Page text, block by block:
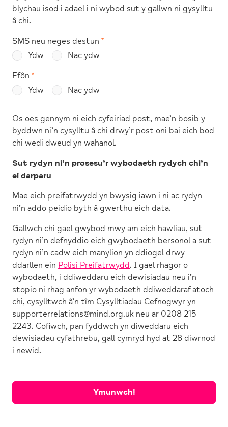
blychau isod i adael i ni wybod sut y gallwn ni gysylltu
â chi.
SMS neu neges destun
Ydw
Nac ydw
Ffôn
Ydw
Nac ydw
Os oes gennym ni eich cyfeiriad post, mae’n bosib y
byddwn ni’n cysylltu â chi drwy’r post oni bai eich bod
chi wedi dweud yn wahanol.
Sut rydyn ni’n prosesu’r wybodaeth rydych chi’n
ei darparu
Mae eich preifatrwydd yn bwysig iawn i ni ac rydyn
ni’n addo peidio byth â gwerthu eich data.
Gallwch chi gael gwybod mwy am eich hawliau, sut
rydyn ni’n defnyddio eich gwybodaeth bersonol a sut
rydyn ni’n cadw eich manylion yn ddiogel drwy
ddarllen ein Polisi Preifatrwydd. I gael rhagor o
wybodaeth, i ddiweddaru eich dewisiadau neu i’n
stopio ni rhag anfon yr wybodaeth ddiweddaraf atoch
chi, cysylltwch â’n tîm Cysylltiadau Cefnogwyr yn
supporterrelations@mind.org.uk neu ar 0208 215
2243. Cofiwch, pan fyddwch yn diweddaru eich
dewisiadau cyfathrebu, gall cymryd hyd at 28 diwrnod
i newid.
Ymunwch!